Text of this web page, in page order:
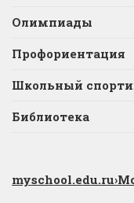
Олимпиады
Профориентация
Школьный
Библиотека
myschool.edu.ru